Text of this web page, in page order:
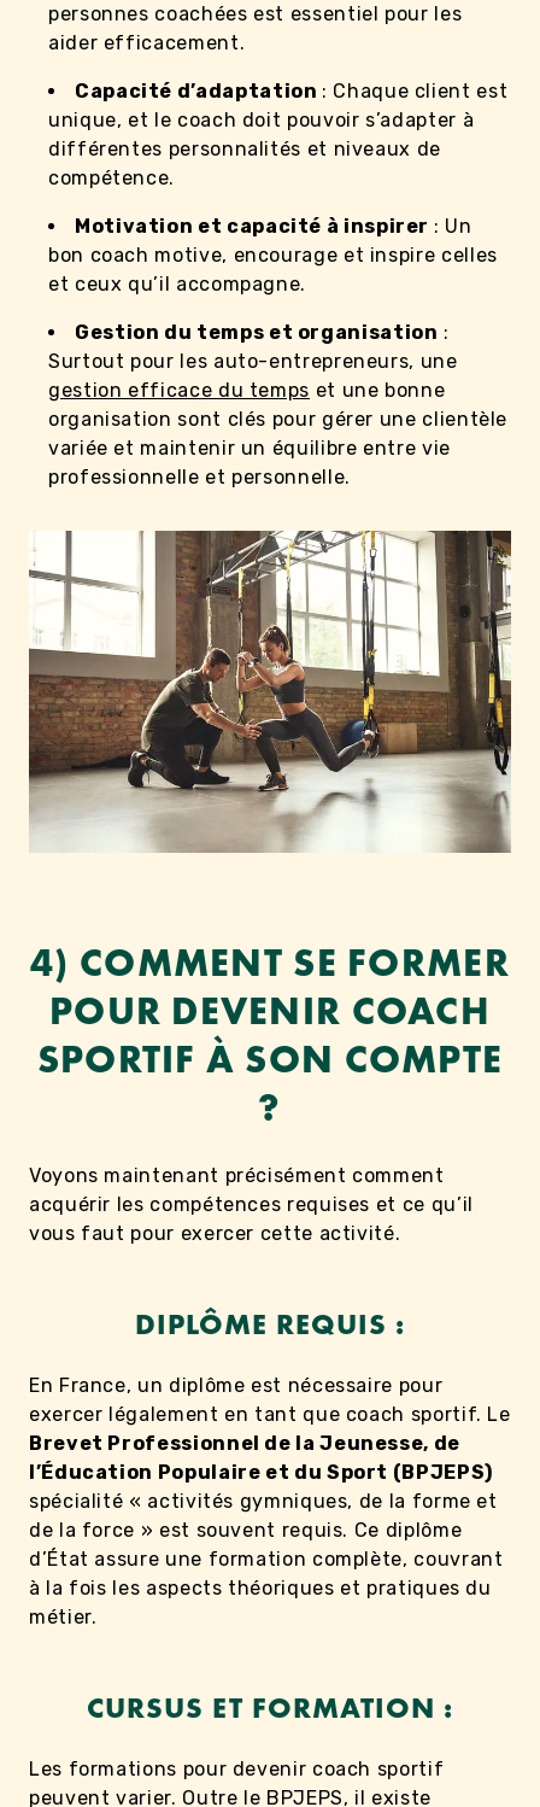
personnes coachées est essentiel pour les
aider efficacement.
Capacité d’adaptation : Chaque client est
unique, et le coach doit pouvoir s’adapter à
différentes personnalités et niveaux de
compétence.
Motivation et capacité à inspirer : Un
bon coach motive, encourage et inspire celles
et ceux qu’il accompagne.
Gestion du temps et organisation :
Surtout pour les auto-entrepreneurs, une
gestion efficace du temps et une bonne
organisation sont clés pour gérer une clientèle
variée et maintenir un équilibre entre vie
professionnelle et personnelle.
4) COMMENT SE FORMER
POUR DEVENIR COACH
SPORTIF À SON COMPTE
?
Voyons maintenant précisément comment
acquérir les compétences requises et ce qu’il
vous faut pour exercer cette activité.
DIPLÔME REQUIS :
En France, un diplôme est nécessaire pour
exercer légalement en tant que coach sportif. Le
Brevet Professionnel de la Jeunesse, de
l’Éducation Populaire et du Sport (BPJEPS)
spécialité « activités gymniques, de la forme et
de la force » est souvent requis. Ce diplôme
d’État assure une formation complète, couvrant
à la fois les aspects théoriques et pratiques du
métier.
CURSUS ET FORMATION :
Les formations pour devenir coach sportif
peuvent varier. Outre le BPJEPS, il existe